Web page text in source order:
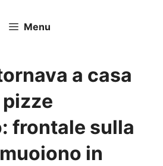
Menu
a casa
frontale sulla
in